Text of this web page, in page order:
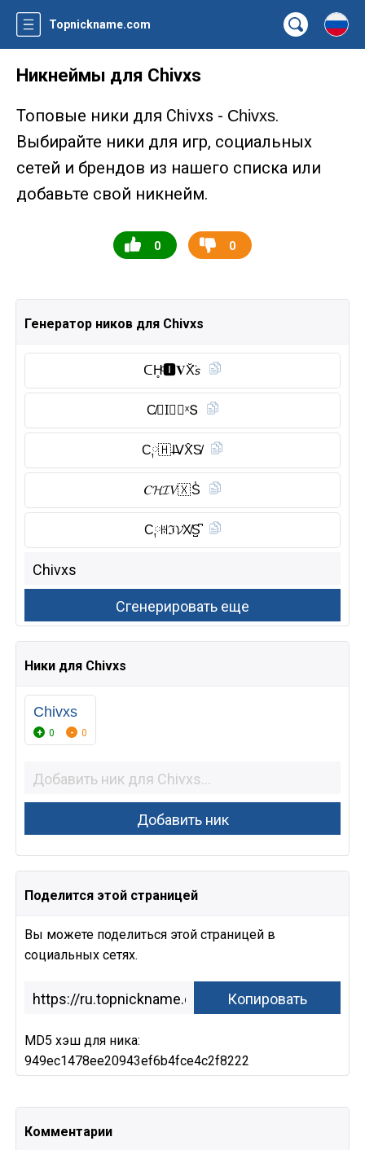
Topnickname.com
Никнеймы для Chivxs
Топовые ники для Chivxs - Chivxs.
Выбирайте ники для игр, социальных
сетей и брендов из нашего списка или
добавьте свой никнейм.
0 0
Генератор ников для Chivxs
ᑕH̥ͦ🅸︎𝐕X̆̈𝘴
C̸𝓗I⃠𝑽ˣՏ
C༙🇭 I̶ᐯX̑̈S̸
𝐶𝓗𝓘𝑉🇽 S̾
C༙ꀍℑ𝓥X̸S̺͆
Ники для Chivxs
Chivxs
0 0
Поделится этой страницей
Вы можете поделиться этой страницей в
социальных сетях.
MD5 хэш для ника:
949ec1478ee20943ef6b4fce4c2f8222
Комментарии